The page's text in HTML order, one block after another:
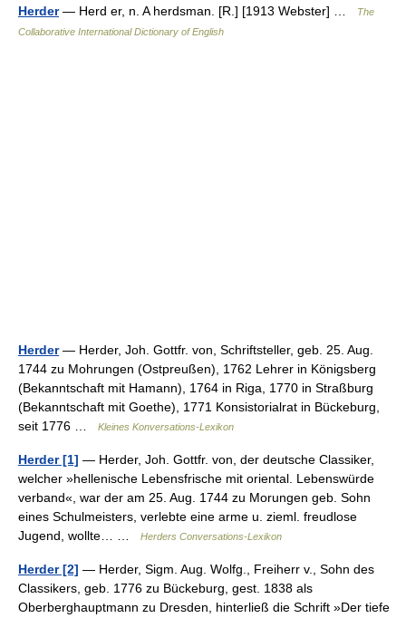
Herder— Herd er, n. A herdsman. [R.] [1913 Webster] …
The
Collaborative International Dictionary of English
Herder— Herder, Joh. Gottfr. von, Schriftsteller, geb. 25. Aug.
1744 zu Mohrungen (Ostpreußen), 1762 Lehrer in Königsberg
(Bekanntschaft mit Hamann), 1764 in Riga, 1770 in Straßburg
(Bekanntschaft mit Goethe), 1771 Konsistorialrat in Bückeburg,
seit 1776 …
Kleines Konversations-Lexikon
Herder [1] — Herder, Joh. Gottfr. von, der deutsche Classiker,
welcher »hellenische Lebensfrische mit oriental. Lebenswürde
verband«, war der am 25. Aug. 1744 zu Morungen geb. Sohn
eines Schulmeisters, verlebte eine arme u. zieml. freudlose
Jugend, wollte… …
Herders Conversations-Lexikon
Herder [2] — Herder, Sigm. Aug. Wolfg., Freiherr v., Sohn des
Classikers, geb. 1776 zu Bückeburg, gest. 1838 als
Oberberghauptmann zu Dresden, hinterließ die Schrift »Der tiefe